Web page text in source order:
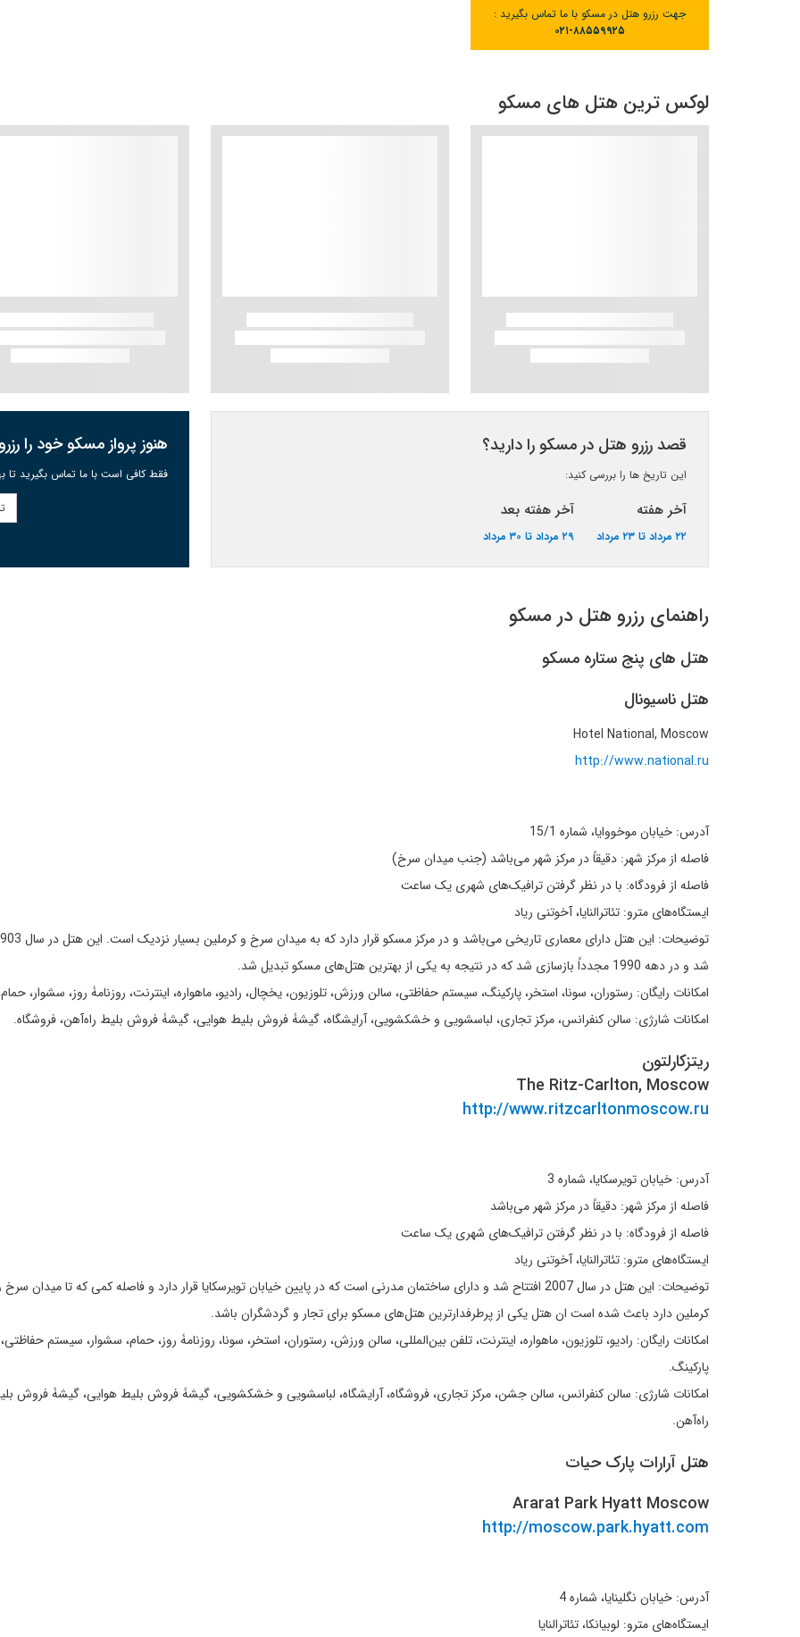
جهت رزرو هتل در مسکو با ما تماس بگیرید :
۰۲۱-۸۸۵۵۹۹۲۵
لوکس ترین هتل های مسکو
قصد رزرو هتل در مسکو را دارید؟
این تاریخ ها را بررسی کنید:
آخر هفته
۲۲ مرداد تا ۲۳ مرداد
آخر هفته بعد
۲۹ مرداد تا ۳۰ مرداد
هنوز پرواز مسکو خود را
فقط کافی است با ما تماس بگیرید تا
راهنمای رزرو هتل در مسکو
هتل های پنج ستاره مسکو
هتل ناسیونال
Hotel National, Moscow
http://www.national.ru
آدرس: خیابان موخووایا، شماره 15/1
فاصله از مرکز شهر: دقیقاً در مرکز شهر می‌باشد (جنب میدان سرخ)
فاصله از فرودگاه: با در نظر گرفتن ترافیک‌های شهری یک ساعت
ایستگاه‌های مترو: تئاترالنایا، آخوتنی ریاد
شد و در دهه 1990 مجدداً بازسازی شد که در نتیجه به یکی از بهترین هتل‌های مسکو تبدیل شد.
امکانات رایگان: رستوران، سونا، استخر، پارکینگ، سیستم حفاظتی، سالن ورزش، تلوزیون، یخچال، رادیو، ماهواره، اینترنت، روزنامۀ روز، سشوار،
امکانات شارژی: سالن کنفرانس، مرکز تجاری، لباسشویی و خشکشویی، آرایشگاه، گیشۀ فروش بلیط هوایی، گیشۀ فروش بلیط راه‌آهن، فروشگاه.
ریتزکارلتون
The Ritz-Carlton, Moscow
http://www.ritzcarltonmoscow.ru
آدرس: خیابان تویرسکایا، شماره 3
فاصله از مرکز شهر: دقیقاً در مرکز شهر می‌باشد
فاصله از فرودگاه: با در نظر گرفتن ترافیک‌های شهری یک ساعت
ایستگاه‌های مترو: تئاترالنایا، آخوتنی ریاد
توضیحات: این هتل در سال 2007 افتتاح شد و دارای ساختمان مدرنی است که در پایین خیابان تویرسکایا قرار دارد و فاصله کمی که تا میدان
کرملین دارد باعث شده است ان هتل یکی از پرطرفدارترین هتل‌های مسکو برای تجار و گردشگران باشد.
امکانات رایگان: رادیو، تلوزیون، ماهواره، اینترنت، تلفن بین‌المللی، سالن ورزش، رستوران، استخر، سونا، روزنامۀ روز، حمام، سشوار، سیستم
پارکینگ.
امکانات شارژی: سالن کنفرانس، سالن جشن، مرکز تجاری، فروشگاه، آرایشگاه، لباسشویی و خشکشویی، گیشۀ فروش بلیط هوایی، گیشۀ فروش
راه‌آهن.
هتل آرارات پارک حیات
Ararat Park Hyatt Moscow
http://moscow.park.hyatt.com
آدرس: خیابان نگلینایا، شماره 4
ایستگاه‌های مترو: لوبیانکا، تئاترالنایا